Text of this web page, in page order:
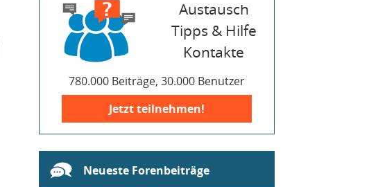
Austausch
Tipps & Hilfe
Kontakte
780.000 Beiträge, 30.000 Benutzer
Jetzt teilnehmen!
Neueste Forenbeiträge